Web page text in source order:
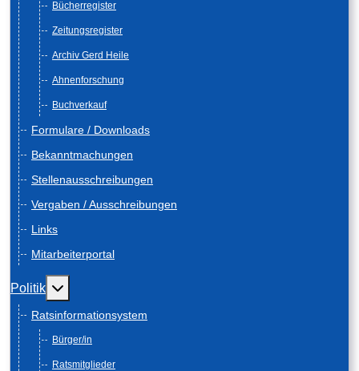
Bücherregister
Zeitungsregister
Archiv Gerd Heile
Ahnenforschung
Buchverkauf
Formulare / Downloads
Bekanntmachungen
Stellenausschreibungen
Vergaben / Ausschreibungen
Links
Mitarbeiterportal
Politik Weitere Informationen: Politik
Ratsinformationsystem
Bürger/in
Ratsmitglieder